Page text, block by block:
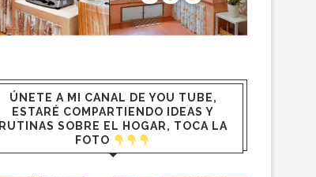
ÚNETE A MI CANAL DE YOU TUBE,
ESTARÉ COMPARTIENDO IDEAS Y
RUTINAS SOBRE EL HOGAR, TOCA LA
FOTO